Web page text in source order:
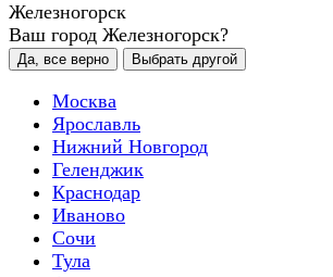
Железногорск
Ваш город Железногорск?
Да, все верно Выбрать другой
Москва
Ярославль
Нижний Новгород
Геленджик
Краснодар
Иваново
Сочи
Тула